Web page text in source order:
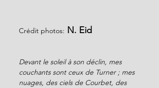
Crédit photos: N. Eid
Devant le soleil à son déclin, mes
couchants sont ceux de Turner ; mes
nuages, des ciels de Courbet, des